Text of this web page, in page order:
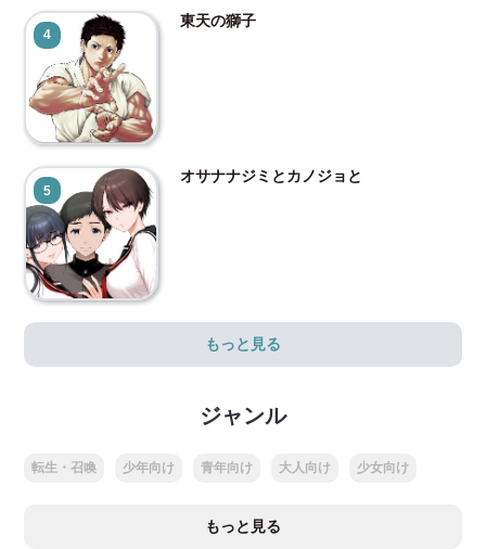
4
東天の獅子
5
オサナナジミとカノジョと
もっと見る
ジャンル
転生・召喚 少年向け 青年向け 大人向け 少女向け
もっと見る